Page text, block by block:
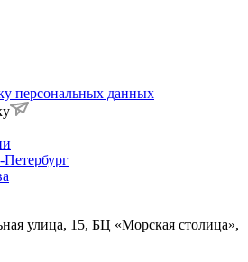
персональных данных
улица, 15, БЦ «Морская столица»,